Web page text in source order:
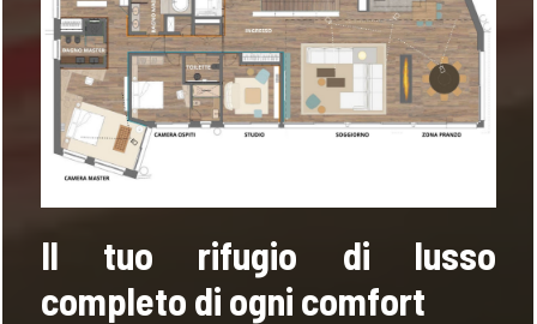
Il tuo rifugio di lusso
completo di ogni comfort